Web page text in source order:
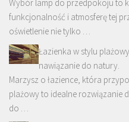
Wybór lamp do przedpokoju to
funkcjonalność i atmosferę tej
oświetlenie nie tylko …
Łazienka w stylu
nawiązanie do natury.
Marzysz o łazience, która
plażowy to idealne rozwiązanie
do …